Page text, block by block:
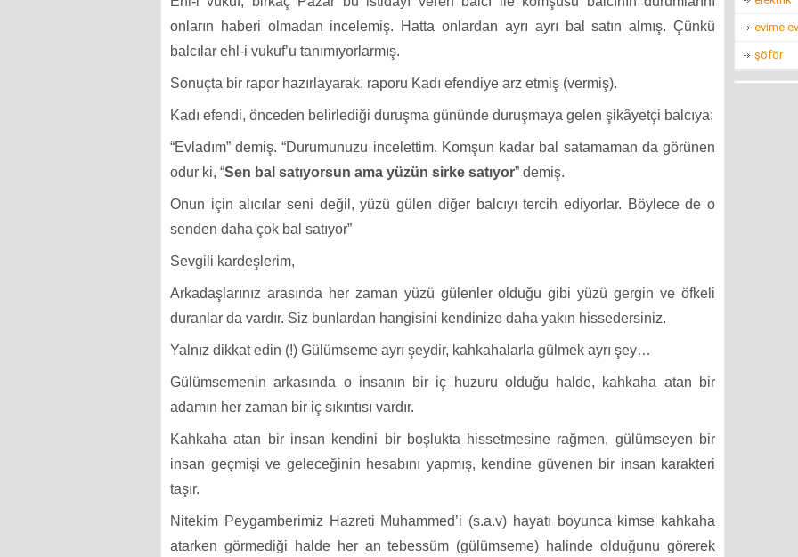
onların haberi olmadan incelemiş. Hatta onlardan ayrı ayrı bal satın almış. Çünkü
balcılar ehl-i vukuf’u tanımıyorlarmış.
Sonuçta bir rapor hazırlayarak, raporu Kadı efendiye arz etmiş (vermiş).
Kadı efendi, önceden belirlediği duruşma gününde duruşmaya gelen şikâyetçi balcıya;
“Evladım” demiş. “Durumunuzu incelettim. Komşun kadar bal satamaman da görünen
odur ki, “Sen bal satıyorsun ama yüzün sirke satıyor” demiş.
Onun için alıcılar seni değil, yüzü gülen diğer balcıyı tercih ediyorlar. Böylece de o
senden daha çok bal satıyor”
Sevgili kardeşlerim,
Arkadaşlarınız arasında her zaman yüzü gülenler olduğu gibi yüzü gergin ve öfkeli
duranlar da vardır. Siz bunlardan hangisini kendinize daha yakın hissedersiniz.
Yalnız dikkat edin (!) Gülümseme ayrı şeydir, kahkahalarla gülmek ayrı şey…
Gülümsemenin arkasında o insanın bir iç huzuru olduğu halde, kahkaha atan bir
adamın her zaman bir iç sıkıntısı vardır.
Kahkaha atan bir insan kendini bir boşlukta hissetmesine rağmen, gülümseyen bir
insan geçmişi ve geleceğinin hesabını yapmış, kendine güvenen bir insan karakteri
taşır.
Nitekim Peygamberimiz Hazreti Muhammed’i (s.a.v) hayatı boyunca kimse kahkaha
atarken görmediği halde her an tebessüm (gülümseme) halinde olduğunu görerek
evime
şöför